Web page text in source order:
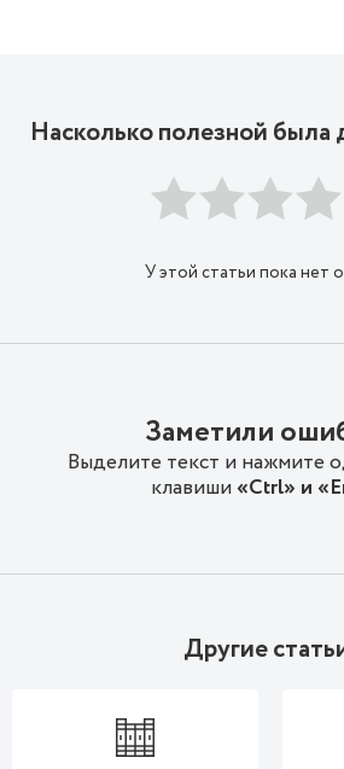
Насколько полезной была
У этой статьи пока нет
Заметили
Выделите текст и нажмите
клавиши«Ctrl» и
Другие